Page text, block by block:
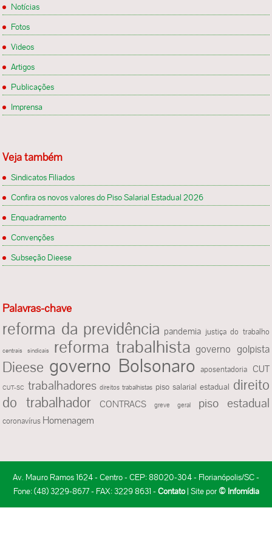
Notícias
Fotos
Videos
Artigos
Publicações
Imprensa
Veja também
Sindicatos Filiados
Confira os novos valores do Piso Salarial Estadual 2026
Enquadramento
Convenções
Subseção Dieese
Palavras-chave
reforma da previdência pandemia justiça do trabalho
centrais sindicais reforma trabalhista governo golpista
Dieese governo Bolsonaro aposentadoria CUT
CUT-SC trabalhadores direitos trabalhistas piso salarial estadual direito
do trabalhador
CONTRACS greve geral piso estadual
coronavírus Homenagem
Av. Mauro Ramos 1624 - Centro - CEP: 88020-304 - Florianópolis/SC -
Fone: (48) 3229-8677 - FAX: 3229 8631 -Contato| Site por© Infomídia